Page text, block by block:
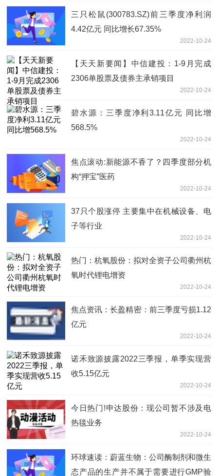
三只松鼠(300783.SZ)前三季度净利润
4.42亿元 同比增长67.35%
2022-10-24
【天天新要闻】中信建投：1-9月完成
2306单股票及债券主承销项目
2022-10-24
碧水源：三季度净利3.11亿元 同比增
568.5%
2022-10-24
焦点滚动:新能源不香了？四季度部分机
构“押宝”医药
2022-10-24
37只个股涨停 主要集中在机械设备、电
子等行业
2022-10-24
热门：杭氧股份：拟对全资子公司衢州杭
氧时代锂电增资
2022-10-24
焦点资讯：长盈精密：前三季度亏损1.12
亿元
2022-10-24
诺禾致源披露2022三季报，单季实现营
收5.15亿元
2022-10-24
今日热门!申达股份：现公司暂不涉及电
热毯业务
2022-10-24
环球速读：蔚蓝生物：公司酶制剂和微生
态产品的生产并不属于需要进行GMP验